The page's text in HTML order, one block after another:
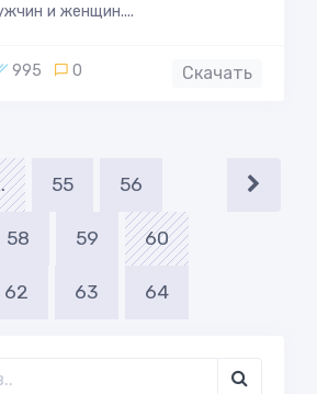
и женщин....
995 0 Скачать
55 56
58 59 60
62 63 64